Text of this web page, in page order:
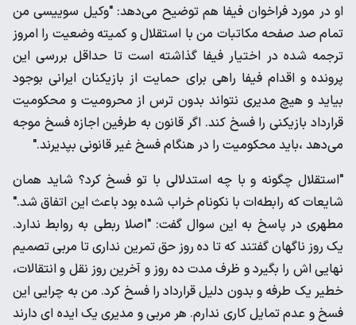
او در مورد فراخوان فیفا هم توضیح می‌دهد: "وکیل سوییسی من
تمام صد صفحه مکاتبات من با استقلال و کمیته وضعیت را امروز
ترجمه شده در اختیار فیفا گذاشته است تا حداقل بررسی این
پرونده و اقدام فیفا راهی برای حمایت از بازیکنان ایرانی بوجود
بیاید و هیچ مدیری نتواند بدون ترس از محرومیت و محکومیت
قرارداد بازیکنی را فسخ کند. اگر قانون به طرفین اجازه فسخ موجه
می‌دهد ،باید محکومیت را در هنگام فسخ غیر قانونی بپدیرند."
"استقلال چگونه و با چه استدلالی با تو فسخ کرد؟ شاید همان
شایعات که رابطه‌ات با نکونام خراب شده بود باعث این اتفاق شد."
مطهری در پاسخ به این سوال گفت: "اصلا ربطی به روابط ندارد.
یک روز ناگهان گفتند که تا ده روز حق تمرین نداری تا مربی تصمیم
نهایی اش را بگیرد و ظرف مدت ده روز و آخرین روز نقل و انتقالات،
خطیر یک طرفه و بدون دلیل قرارداد را فسخ کرد. من به چرایی این
فسخ و عدم تمایل کاری ندارم. هر مربی و مدیری یک ایده ای دارند